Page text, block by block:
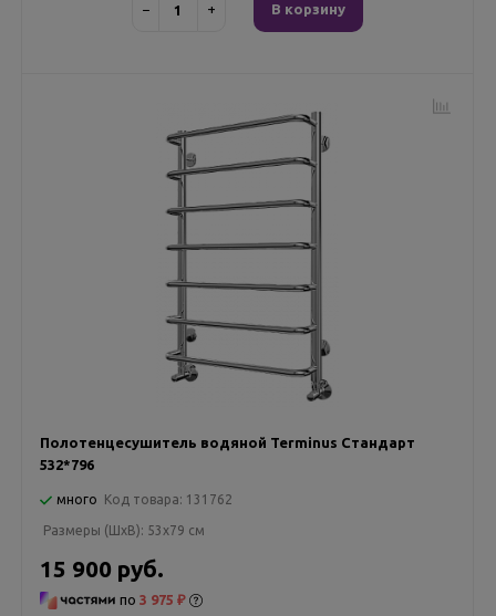
− + В корзину
Полотенцесушитель водяной Terminus Стандарт
532*796
много Код товара: 131762
Размеры (ШxВ): 53x79 см
15 900 руб.
по 3 975 ₽